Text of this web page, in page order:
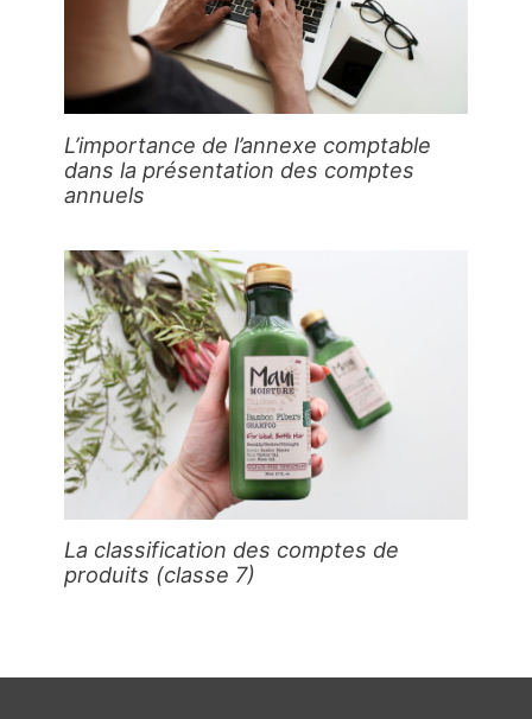
L’importance de l’annexe comptable
dans la présentation des comptes
annuels
La classification des comptes de
produits (classe 7)